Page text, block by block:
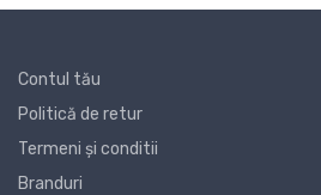
Contul tău
Politică de retur
Termeni și conditii
Branduri